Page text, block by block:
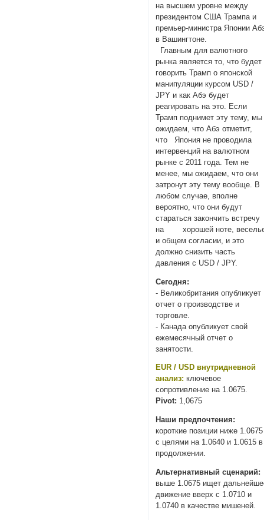
на высшем уровне между
президентом США Трампа и
премьер-министра Японии
в Вашингтоне.
Главным для валютного
рынка является то, что будет
говорить Трамп о японской
манипуляции курсом USD /
JPY и как Абэ будет
реагировать на это. Если
Трамп поднимет эту тему, мы
ожидаем, что Абэ отметит,
что Япония не проводила
интервенций на валютном
рынке с 2011 года. Тем не
менее, мы ожидаем, что они
затронут эту тему вообще. В
любом случае, вполне
вероятно, что они будут
стараться закончить встречу
на хорошей ноте,
и общем согласии, и это
должно снизить часть
давления с USD / JPY.
Сегодня:
- Великобритания опубликует
отчет о производстве и
торговле.
- Канада опубликует свой
ежемесячный отчет о
занятости.
EUR / USD внутридневной
анализ: ключевое
сопротивление на 1.0675.
Pivot: 1,0675
Наши предпочтения:
короткие позиции ниже 1.0675
с целями на 1.0640 и 1.0615 в
продолжении.
Альтернативный сценарий:
выше 1.0675 ищет
движение вверх с 1.0710 и
1.0740 в качестве мишеней.